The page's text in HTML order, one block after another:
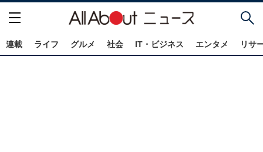
連載 ライフ グルメ 社会 IT・ビジネス エンタメ リサ